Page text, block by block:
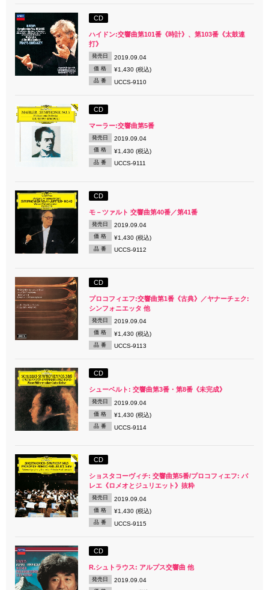
CD
ハイドン:交響曲第101番《時計》、第103番《太鼓連
打》
発売日 2019.09.04
価 格 ¥1,430 (税込)
品 番 UCCS-9110
CD
マーラー:交響曲第5番
発売日 2019.09.04
価 格 ¥1,430 (税込)
品 番 UCCS-9111
CD
モ－ツァルト 交響曲第40番／第41番
発売日 2019.09.04
価 格 ¥1,430 (税込)
品 番 UCCS-9112
CD
プロコフィエフ:交響曲第1番《古典》／ヤナーチェク:
シンフォニエッタ 他
発売日 2019.09.04
価 格 ¥1,430 (税込)
品 番 UCCS-9113
CD
シューベルト: 交響曲第3番・第8番《未完成》
発売日 2019.09.04
価 格 ¥1,430 (税込)
品 番 UCCS-9114
CD
ショスタコーヴィチ: 交響曲第5番/プロコフィエフ: バ
レエ《ロメオとジュリエット》抜粋
発売日 2019.09.04
価 格 ¥1,430 (税込)
品 番 UCCS-9115
CD
R.シュトラウス: アルプス交響曲 他
発売日 2019.09.04